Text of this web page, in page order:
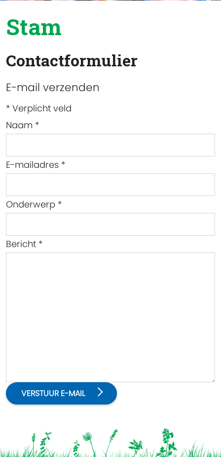
Stam
Contactformulier
E-mail verzenden
* Verplicht veld
Naam *
E-mailadres *
Onderwerp *
Bericht *
VERSTUUR E-MAIL